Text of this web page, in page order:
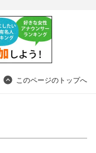
このページのトップへ